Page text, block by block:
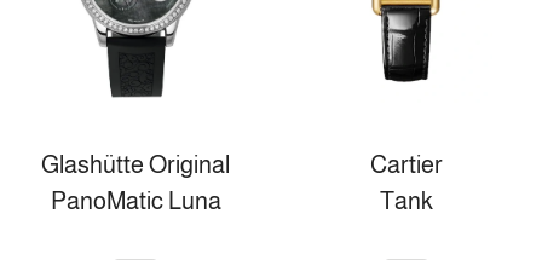
Glashütte Original
PanoMatic Luna
Cartier
Tank